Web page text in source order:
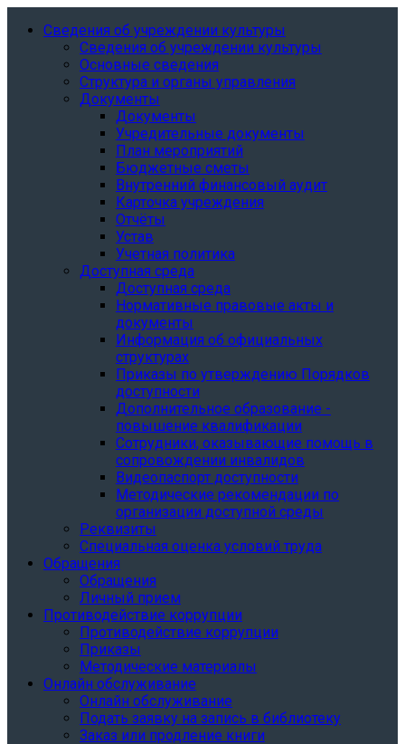
Сведения об учреждении культуры
Сведения об учреждении культуры
Основные сведения
Структура и органы управления
Документы
Документы
Учредительные документы
План мероприятий
Бюджетные сметы
Внутренний финансовый аудит
Карточка учреждения
Отчёты
Устав
Учетная политика
Доступная среда
Доступная среда
Нормативные правовые акты и
документы
Информация об официальных
структурах
Приказы по утверждению Порядков
доступности
Дополнительное образование -
повышение квалификации
Сотрудники, оказывающие помощь в
сопровождении инвалидов
Видеопаспорт доступности
Методические рекомендации по
организации доступной среды
Реквизиты
Специальная оценка условий труда
Обращения
Обращения
Личный прием
Противодействие коррупции
Противодействие коррупции
Приказы
Методические материалы
Онлайн обслуживание
Онлайн обслуживание
Подать заявку на запись в библиотеку
Заказ или продление книги